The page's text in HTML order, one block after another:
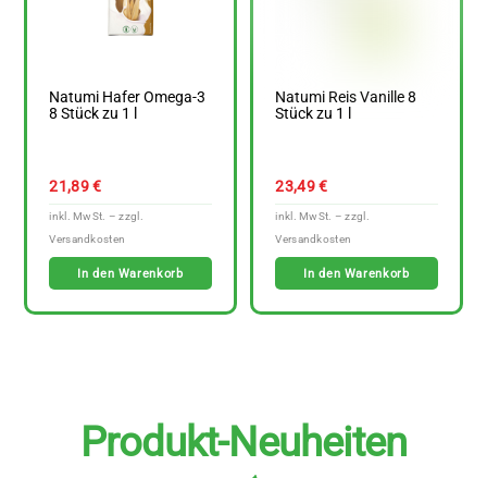
Natumi Hafer Omega-3
8 Stück zu 1 l
21,89€
In den Warenkorb
Natumi Reis Vanille 8
Stück zu 1 l
23,49€
In den Warenkorb
Produkt-Neuheiten